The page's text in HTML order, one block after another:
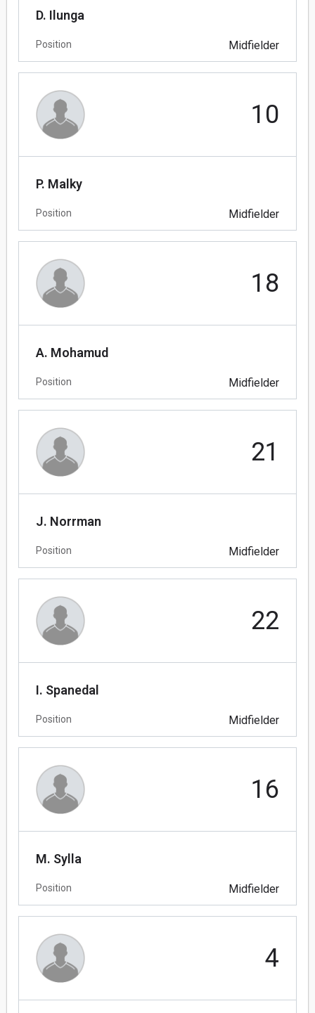
D. Ilunga
Position Midfielder
10
P. Malky
Position Midfielder
18
A. Mohamud
Position Midfielder
21
J. Norrman
Position Midfielder
22
I. Spanedal
Position Midfielder
16
M. Sylla
Position Midfielder
4